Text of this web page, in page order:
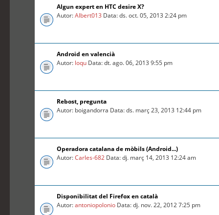
Algun expert en HTC desire X?
Autor:Albert013 Data: ds. oct. 05, 2013 2:24 pm
Android en valencià
Autor: loqu Data: dt. ago. 06, 2013 9:55 pm
Rebost, pregunta
Autor: boigandorra Data: ds. març 23, 2013 12:44 pm
Operadora catalana de mòbils (Android...)
Autor:Carles-682 Data: dj. març 14, 2013 12:24 am
Disponibilitat del Firefox en català
Autor:antoniopolonio Data: dj. nov. 22, 2012 7:25 pm